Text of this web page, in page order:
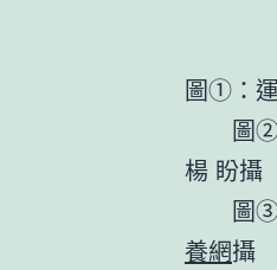
圖①：
圖②
楊 盼攝
圖③
養網攝